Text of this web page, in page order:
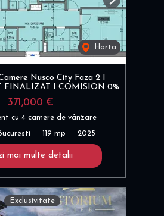
Harta
Next
Nusco City Faza 2 I
FINALIZAT I COMISION 0%
371,000 €
cu 4 camere de vânzare
119 mp 2025
mai multe detalii
Exclusivitate